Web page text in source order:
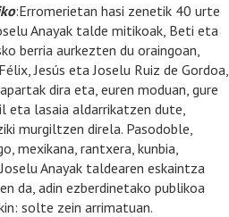
:Erromerietan hasi zenetik 40 urte
Anayak talde mitikoak, Beti eta
berria aurkezten du oraingoan,
Jesús eta Joselu Ruiz de Gordoa,
dira eta, euren moduan, gure
lasaia aldarrikatzen dute,
murgiltzen direla. Pasodoble,
mexikana, rantxera, kunbia,
Anayak taldearen eskaintza
da, adin ezberdinetako publikoa
solte zein arrimatuan.